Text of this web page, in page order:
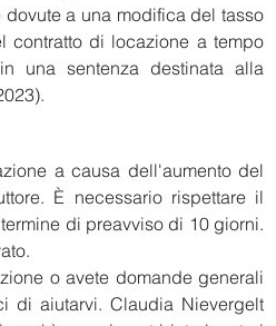
a una modifica del tasso
contratto di locazione a tempo
una sentenza destinata alla
a causa dell'aumento del
È necessario rispettare il
di preavviso di 10 giorni.
o avete domande generali
di aiutarvi. Claudia Nievergelt